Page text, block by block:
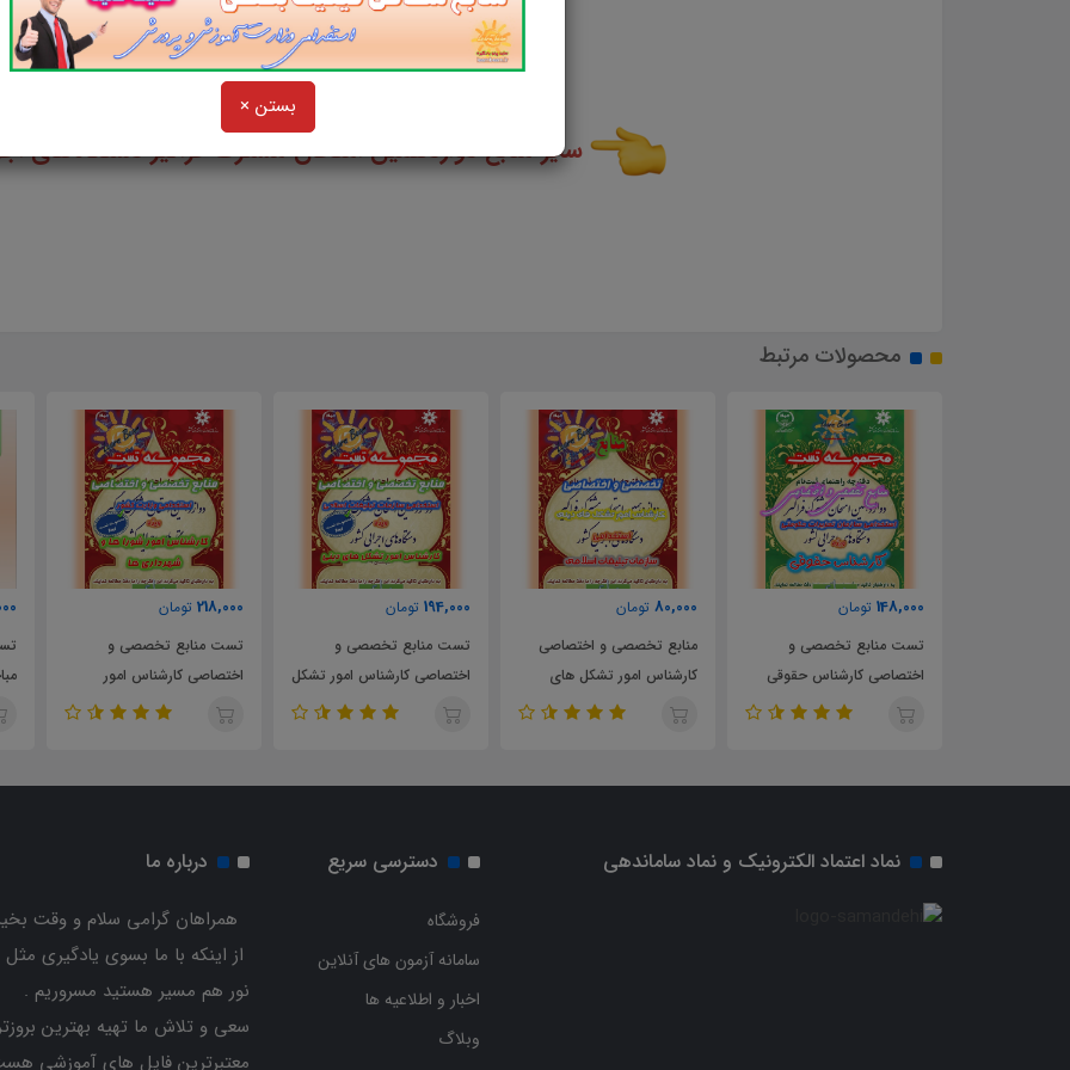
بستن ×
و
سایر منابع دوازدهمین امتحان مشترک فراگیر دستگاه‌های
محصولات مرتبط
کارشناس حقوقی
80,000
منابع تخصصی و اختصاصی
کارشناس امور تشکل های
دینی سازمان تبلیغات اسلامی
194,000
تست منابع تخصصی و
اختصاصی کارشناس امور تشکل
های دینی سازمان تبلیغات
218,000
تست منابع تخصصی و
اختصاصی کارشناس امور
شوراها و شهرداری ها
63,000
تست مقررات ملی ساختمان
مباحث 5 و 9 و 10 و 21 و 22
نماد اعتماد الکترونیک و نماد ساماندهی دسترسی سریع
فروشگاه
سامانه آزمون های آنلاین
اخبار و اطلاعیه ها
وبلاگ
درباره ما
همراهان گرامی سلام و وقت
از اینکه با ما بسوی یادگیری
نور هم مسیر هستید مسروریم .
سعی و تلاش ما تهیه بهترین
معتبرترین فایل های آموزشی